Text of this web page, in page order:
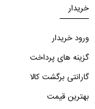
خریدار
ورود خریدار
گزینه های پرداخت
گارانتی برگشت کالا
بهترین قیمت